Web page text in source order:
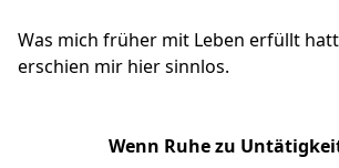
Was mich früher mit Leben erfüllt
erschien mir hier sinnlos.
Wenn Ruhe zu